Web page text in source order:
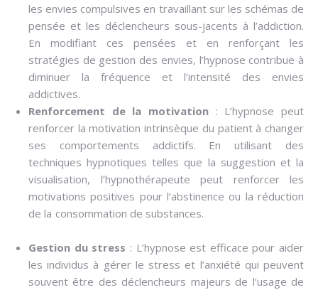
les envies compulsives en travaillant sur les schémas de
pensée et les déclencheurs sous-jacents à l’addiction.
En modifiant ces pensées et en renforçant les
stratégies de gestion des envies, l’hypnose contribue à
diminuer la fréquence et l’intensité des envies
addictives.
Renforcement de la motivation : L’hypnose peut
renforcer la motivation intrinsèque du patient à changer
ses comportements addictifs. En utilisant des
techniques hypnotiques telles que la suggestion et la
visualisation, l’hypnothérapeute peut renforcer les
motivations positives pour l’abstinence ou la réduction
de la consommation de substances.
Gestion du stress : L’hypnose est efficace pour aider
les individus à gérer le stress et l’anxiété qui peuvent
souvent être des déclencheurs majeurs de l’usage de